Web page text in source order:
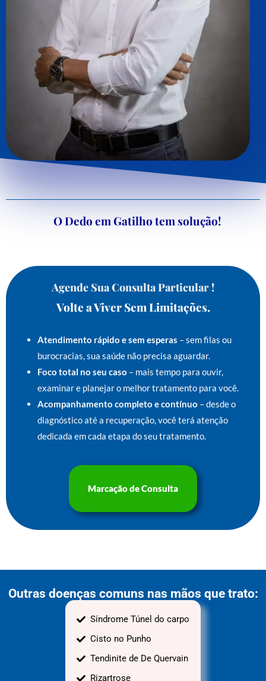
O Dedo em Gatilho tem solução!
Agende Sua Consulta Particular !
Volte a Viver Sem Limitações.
Atendimento rápido e sem esperas – sem filas ou
burocracias, sua saúde não precisa aguardar.
Foco total no seu caso – mais tempo para ouvir,
examinar e planejar o melhor tratamento para você.
Acompanhamento completo e contínuo – desde o
diagnóstico até a recuperação, você terá atenção
dedicada em cada etapa do seu tratamento.
Marcação de Consulta
Outras doenças comuns nas mãos que trato:
Síndrome Túnel do carpo
Cisto no Punho
Tendinite de De Quervain
Rizartrose